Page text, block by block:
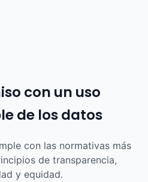
con un uso
de los datos
con las normativas más
de transparencia,
y equidad.